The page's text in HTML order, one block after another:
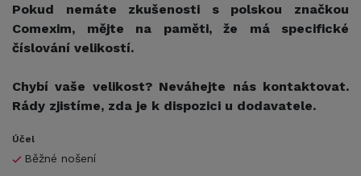
Pokud nemáte zkušenosti s polskou značkou
Comexim, mějte na paměti, že má specifické
číslování velikostí.
Chybí vaše velikost? Neváhejte nás kontaktovat.
Rády zjistíme, zda je k dispozici u dodavatele.
Účel
Běžné nošení